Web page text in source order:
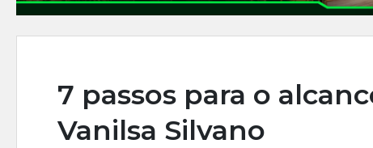
7 passos para o
Vanilsa Silvano